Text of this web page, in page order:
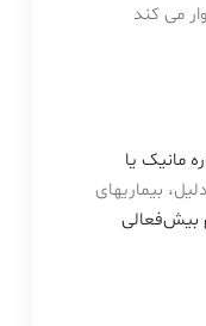
می کند
مانیک یا
بیماریهای
بیش‌فعالی